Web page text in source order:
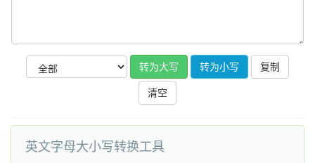
复制
清空
英文字母大小写转换工具